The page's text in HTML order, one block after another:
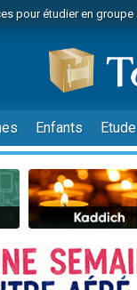
pour étudier en
de nous rejoindre sur
de nous rejoindre sur
de faire un don
de faire un don
de demander une
de nous rejoindre sur
pour étudier en
son Maasser
de nous rejoindre sur
Enfants